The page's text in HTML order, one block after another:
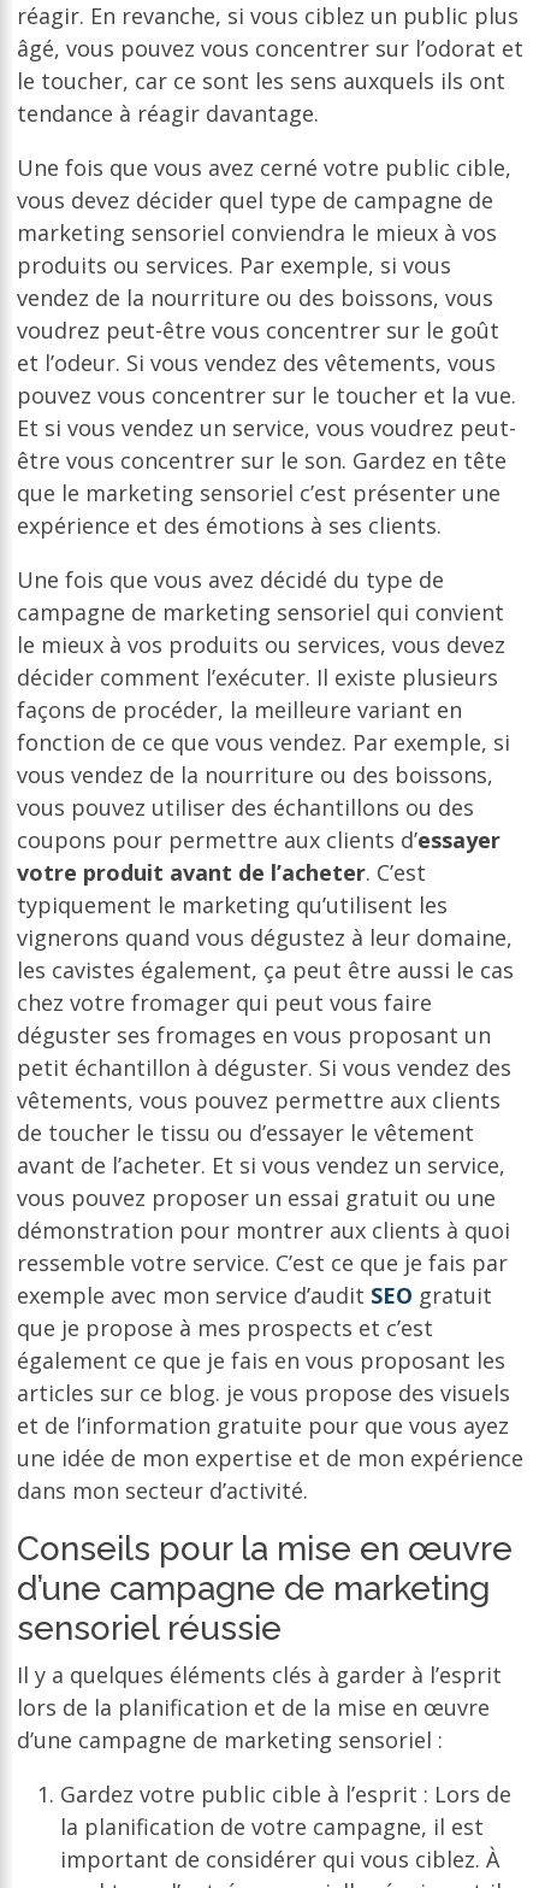
réagir. En revanche, si vous ciblez un public plus
âgé, vous pouvez vous concentrer sur l’odorat et
le toucher, car ce sont les sens auxquels ils ont
tendance à réagir davantage.
Une fois que vous avez cerné votre public cible,
vous devez décider quel type de campagne de
marketing sensoriel conviendra le mieux à vos
produits ou services. Par exemple, si vous
vendez de la nourriture ou des boissons, vous
voudrez peut-être vous concentrer sur le goût
et l’odeur. Si vous vendez des vêtements, vous
pouvez vous concentrer sur le toucher et la vue.
Et si vous vendez un service, vous voudrez peut-
être vous concentrer sur le son. Gardez en tête
que le marketing sensoriel c’est présenter une
expérience et des émotions à ses clients.
Une fois que vous avez décidé du type de
campagne de marketing sensoriel qui convient
le mieux à vos produits ou services, vous devez
décider comment l’exécuter. Il existe plusieurs
façons de procéder, la meilleure variant en
fonction de ce que vous vendez. Par exemple, si
vous vendez de la nourriture ou des boissons,
vous pouvez utiliser des échantillons ou des
coupons pour permettre aux clients d’essayer
votre produit avant de l’acheter. C’est
typiquement le marketing qu’utilisent les
vignerons quand vous dégustez à leur domaine,
les cavistes également, ça peut être aussi le cas
chez votre fromager qui peut vous faire
déguster ses fromages en vous proposant un
petit échantillon à déguster. Si vous vendez des
vêtements, vous pouvez permettre aux clients
de toucher le tissu ou d’essayer le vêtement
avant de l’acheter. Et si vous vendez un service,
vous pouvez proposer un essai gratuit ou une
démonstration pour montrer aux clients à quoi
ressemble votre service. C’est ce que je fais par
exemple avec mon service d’audit SEO gratuit
que je propose à mes prospects et c’est
également ce que je fais en vous proposant les
articles sur ce blog. je vous propose des visuels
et de l’information gratuite pour que vous ayez
une idée de mon expertise et de mon expérience
dans mon secteur d’activité.
Conseils pour la mise en œuvre
d’une campagne de marketing
sensoriel réussie
Il y a quelques éléments clés à garder à l’esprit
lors de la planification et de la mise en œuvre
d’une campagne de marketing sensoriel :
Gardez votre public cible à l’esprit : Lors de
la planification de votre campagne, il est
important de considérer qui vous ciblez. À